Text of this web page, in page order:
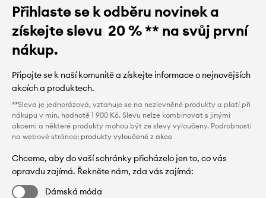
Přihlaste se k odběru novinek a
získejte slevu 20 %** na svůj první
nákup.
Připojte se k naší komunitě a získejte informace o nejnovějších
akcích a produktech.
**Sleva je jednorázová, vztahuje se na nezlevněné produkty a platí při
nákupu v min. hodnotě 1 900 Kč. Slevu nelze kombinovat s jinými
akcemi a některé produkty mohou být ze slevy vyloučeny. Podrobnosti
na webové stránce: produkty vyloučené z akce
Chceme, aby do vaší schránky přicházelo jen to, co vás
opravdu zajímá. Řekněte nám, zda vás zajímá:
Dámská móda